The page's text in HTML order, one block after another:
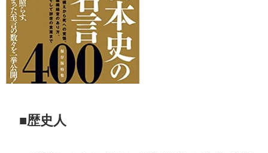
■歴史人